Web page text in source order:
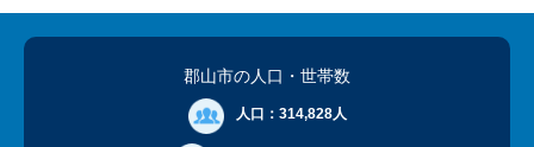
郡山市の人口 ・世帯数
人口： 314,828人